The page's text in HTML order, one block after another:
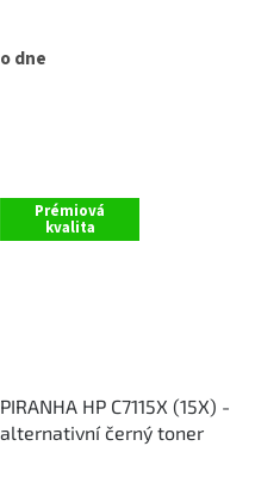
dne
Prémiová
kvalita
PIRANHA HP C7115X (15X) -
alternativní černý toner